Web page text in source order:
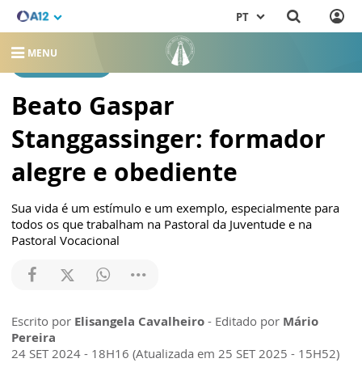
PT
MENU
Beato Gaspar
Stanggassinger: formador
alegre e obediente
Sua vida é um estímulo e um exemplo, especialmente para
todos os que trabalham na Pastoral da Juventude e na
Pastoral Vocacional
Escrito por Elisangela Cavalheiro - Editado por Mário
Pereira
24 SET 2024 - 18H16 (Atualizada em 25 SET 2025 - 15H52)